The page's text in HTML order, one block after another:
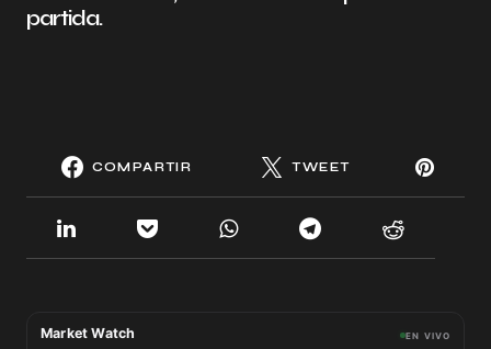
partida.
COMPARTIR TWEET
Market Watch EN VIVO